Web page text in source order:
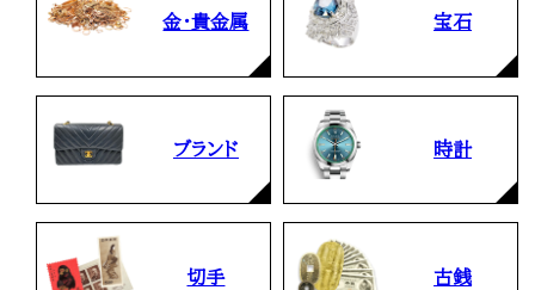
金・貴金属 宝石
ブランド 時計
切手 古銭